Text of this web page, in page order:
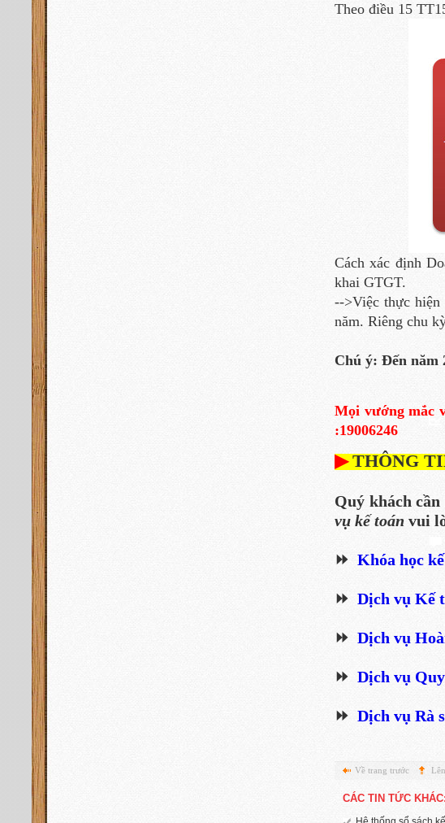
Theo điều 15
Cách xác định
khai GTGT.
-->Việc thực
năm. Riêng chu
Chú ý: Đến năm
Mọi vướng mắc
:19006246
▶ THÔNG
Quý khách
vụ kế toán vui
⏩ Khóa học
⏩ Dịch vụ Kế
⏩ Dịch vụ
⏩ Dịch vụ
⏩ Dịch vụ Rà
Về trang trước
CÁC TIN TỨC KHÁC: